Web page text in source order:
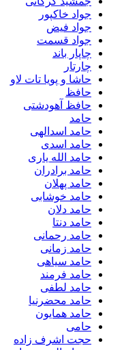
جواد خاکپور
جواد فیض
جواد قسمت
چاپار باند
چارتار
حاشا و پویا تات لاو
حافظ
حافظ آهودشتی
حامد
حامد اسدالهی
حامد اسدی
حامد الله یاری
حامد برادران
حامد پهلان
حامد خوشابی
حامد دلان
حامد دنتا
حامد رحمانی
حامد زمانی
حامد سیاهی
حامد فرمند
حامد لطفی
حامد محضرنیا
حامد همایون
حامی
حجت اشرف زاده